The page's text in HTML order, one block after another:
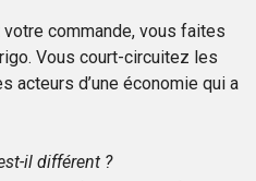
commande, vous faites
Vous court-circuitez les
acteurs d’une économie qui a
il différent ?